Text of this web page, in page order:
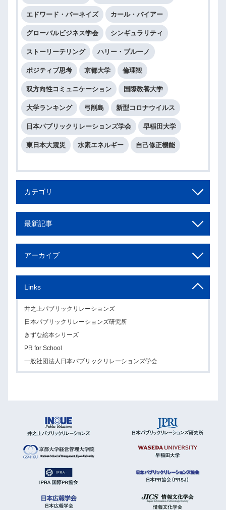
エドワード・バーネイズ カール・バイアー
グローバルビジネス学会 シンギュラリティ
ストーリーテリング ハリー・ブルーノ
ポジティブ思考 京都大学 倫理観
双方向性コミュニケーション 国際教養大学
大学ランキング 弓削島 新型コロナウイルス
日本パブリックリレーションズ学会 早稲田大学
東日本大震災 水素エネルギー 自己修正機能
カテゴリ
最新記事
アーカイブ
Links
井之上パブリックリレーションズ
日本パブリックリレーションズ研究所
きずな絵本シリーズ
PR for School
一般社団法人日本パブリックリレーションズ学会